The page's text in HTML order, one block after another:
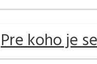
Pre koho je